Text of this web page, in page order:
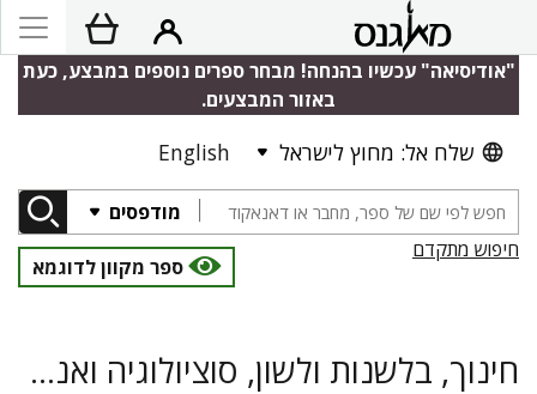
"אודיסיאה" עכשיו בהנחה! מבחר ספרים נוספים במבצע, כעת
באזור המבצעים.
שלח אל: מחוץ לישראל English
מודפסים
חיפוש מתקדם
ספר מקוון לדוגמא
חינוך, בלשנות ולשון, סוציולוגיה ואנתרופולוגיה